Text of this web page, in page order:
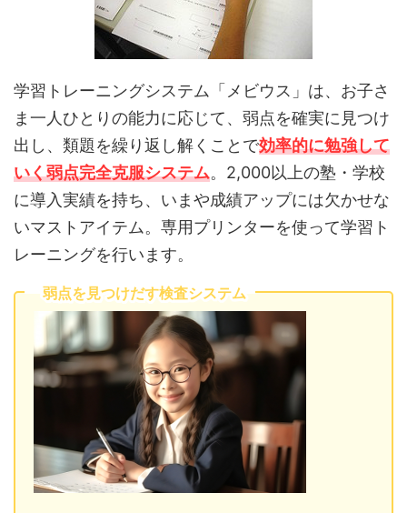
学習トレーニングシステム「メビウス」は、お子さ
ま一人ひとりの能力に応じて、弱点を確実に見つけ
出し、類題を繰り返し解くことで効率的に勉強して
いく弱点完全克服システム。2,000以上の塾・学校
に導入実績を持ち、いまや成績アップには欠かせな
いマストアイテム。専用プリンターを使って学習ト
レーニングを行います。
弱点を見つけだす検査システム